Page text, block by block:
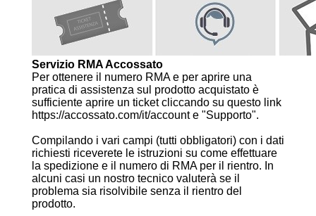
Servizio RMA Accossato
Per ottenere il numero RMA e per aprire una
pratica di assistenza sul prodotto acquistato è
sufficiente aprire un ticket cliccando su questo link
https://accossato.com/it/account e "Supporto".
Compilando i vari campi (tutti obbligatori) con i dati
richiesti riceverete le istruzioni su come effettuare
la spedizione e il numero di RMA per il rientro. In
alcuni casi un nostro tecnico valuterà se il
problema sia risolvibile senza il rientro del
prodotto.